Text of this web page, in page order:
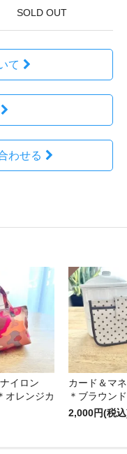
SOLD OUT
て
わせる
イロン
オレンジカ
カード＆マ
＊ブラウン
2,000円(税